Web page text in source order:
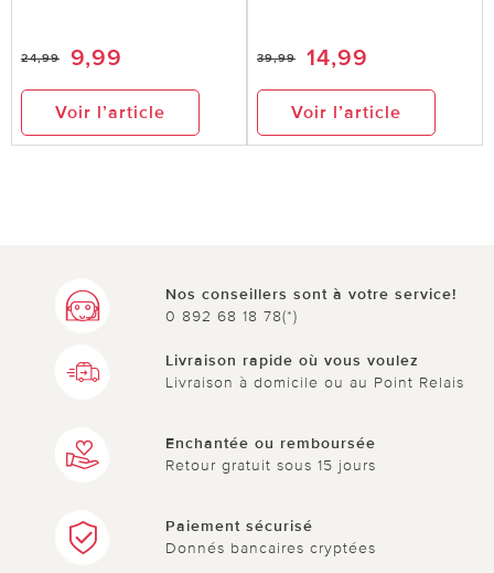
24,99 9,99
Voir l’article
39,99 14,99
Voir l’article
Nos conseillers sont à votre service!
0 892 68 18 78(*)
Livraison rapide où vous voulez
Livraison à domicile ou au Point Relais
Enchantée ou remboursée
Retour gratuit sous 15 jours
Paiement sécurisé
Donnés bancaires cryptées